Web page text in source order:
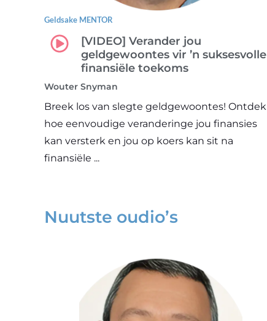
Geldsake MENTOR
[VIDEO] Verander jou
geldgewoontes vir ’n suksesvolle
finansiële toekoms
Wouter Snyman
Breek los van slegte geldgewoontes! Ontdek
hoe eenvoudige veranderinge jou finansies
kan versterk en jou op koers kan sit na
finansiële ...
Nuutste oudio’s